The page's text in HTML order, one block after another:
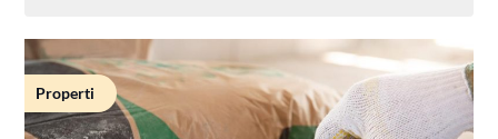
Properti